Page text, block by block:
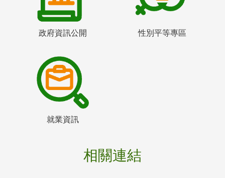
政府資訊公開 性別平等專區
就業資訊
相關連結